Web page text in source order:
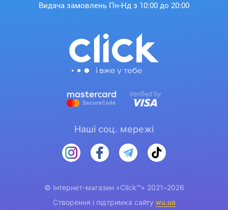
Видача замовлень Пн-Нд з 10:00 до 20:00
Наші соц. мережі
© Інтернет-магазин «Click™» 2021–2026
Створення і підтримка сайту wu.ua